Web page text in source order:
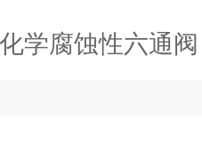
学腐蚀性六通阀